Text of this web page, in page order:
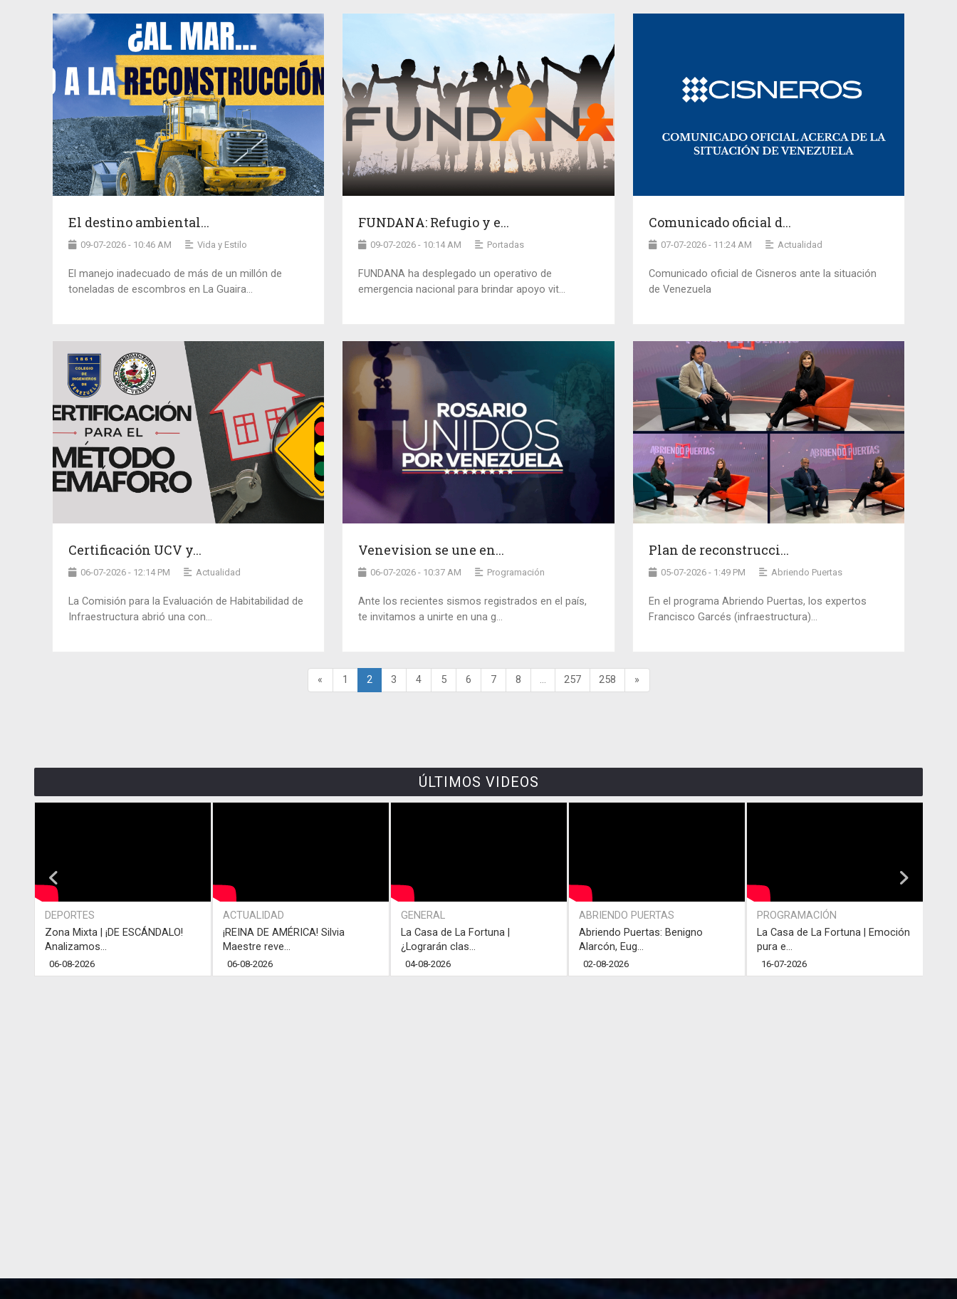
El destino ambiental...
09-07-2026 - 10:46 AM Vida y Estilo
El manejo inadecuado de más de un millón de
toneladas de escombros en La Guaira...
FUNDANA: Refugio y e...
09-07-2026 - 10:14 AM Portadas
FUNDANA ha desplegado un operativo de
emergencia nacional para brindar apoyo vit...
Comunicado oficial d...
07-07-2026 - 11:24 AM Actualidad
Comunicado oficial de Cisneros ante la situación
de Venezuela
Certificación UCV y...
06-07-2026 - 12:14 PM Actualidad
La Comisión para la Evaluación de Habitabilidad de
Infraestructura abrió una con...
Venevision se une en...
06-07-2026 - 10:37 AM Programación
Ante los recientes sismos registrados en el país,
te invitamos a unirte en una g...
Plan de reconstrucci...
05-07-2026 - 1:49 PM Abriendo Puertas
En el programa Abriendo Puertas, los expertos
Francisco Garcés (infraestructura)...
« 1 2 3 4 5 6 7 8 ... 257 258 »
ÚLTIMOS VIDEOS
DEPORTES
Zona Mixta | ¡DE ESCÁNDALO!
Analizamos...
06-08-2026
ACTUALIDAD
¡REINA DE AMÉRICA! Silvia
Maestre reve...
06-08-2026
GENERAL
La Casa de La Fortuna |
¿Lograrán clas...
04-08-2026
ABRIENDO PUERTAS
Abriendo Puertas: Benigno
Alarcón, Eug...
02-08-2026
PROGRAMACIÓN
La Casa de La Fortuna | Emoción
pura e...
16-07-2026